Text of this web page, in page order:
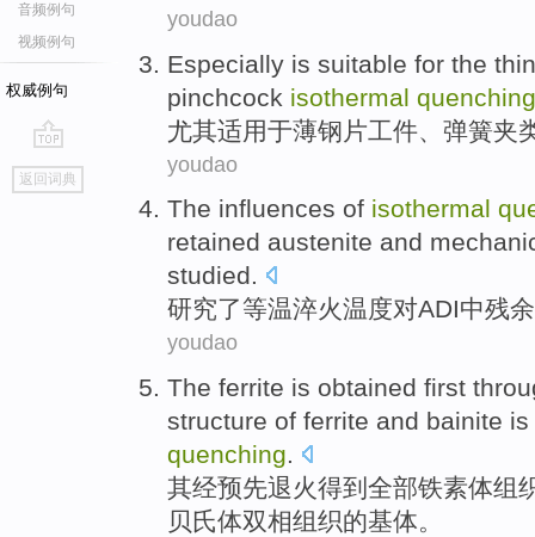
音频例句
视频例句
权威例句
go
top
返回词典
youdao
Especially is suitable for the
pinchcock isothermal quenching
尤其适用于薄钢 片工件 弹簧夹
youdao
The influences of isothermal
retained austenite and
studied.
研究了等温淬火温度对ADI中残余
youdao
The ferrite is obtained first
structure of ferrite and bainite
quenching.
其经预先退火得到 全部铁素体组
贝 氏体双相组织的基体。